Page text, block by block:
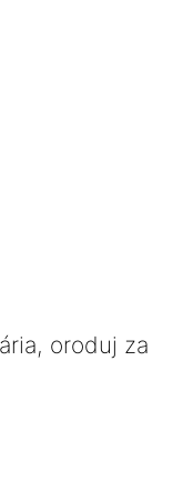
oroduj za